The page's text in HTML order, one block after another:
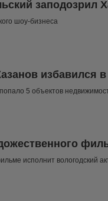
заподозрил
шоу-бизнеса
избавился
5 объектов
исполнит вологодский